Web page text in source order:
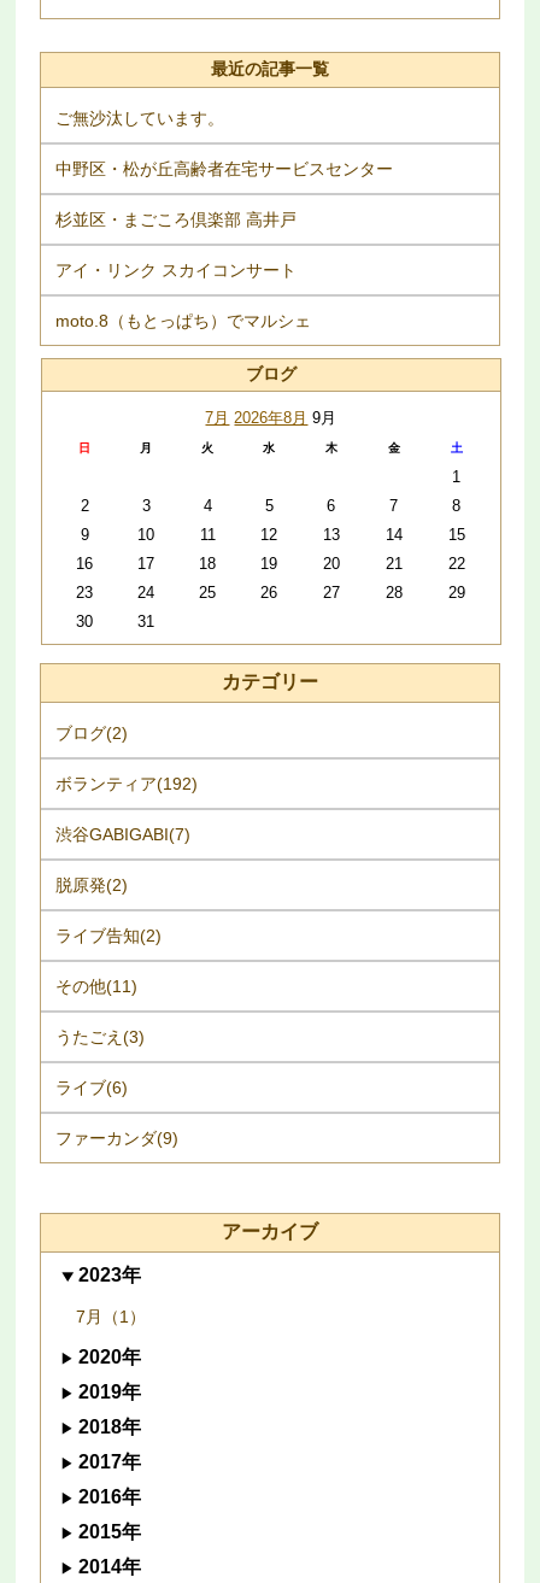
最近の記事一覧
ご無沙汰しています。
中野区・松が丘高齢者在宅サービスセンター
杉並区・まごころ倶楽部 高井戸
アイ・リンク スカイコンサート
moto.8（もとっぱち）でマルシェ
ブログ
7月 2026年8月 9月
日 月 火 水 木 金 土
1
2
3 4 5 6 7
8
9
10 11 12 13 14
15
16
17 18 19 20 21
22
23
24 25 26 27 28
29
30
31
カテゴリー
ブログ(2)
ボランティア(192)
渋谷GABIGABI(7)
脱原発(2)
ライブ告知(2)
その他(11)
うたごえ(3)
ライブ(6)
ファーカンダ(9)
アーカイブ
2023年
7月（1）
2020年
2019年
2018年
2017年
2016年
2015年
2014年